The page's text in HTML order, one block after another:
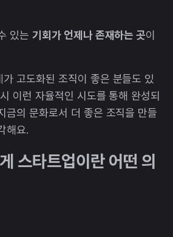
있는 기회가 언제나 존재하는 곳이
고도화된 조직이 좋은 분들도 있
이런 자율적인 시도를 통해 완성되
금의 문화로서 더 좋은 조직을 만들
해요.
스타트업이란 어떤 의